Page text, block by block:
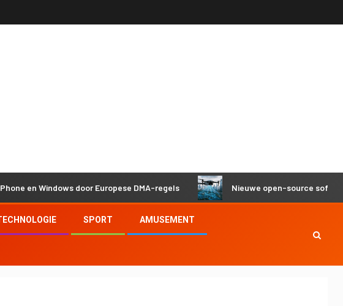
door Europese DMA-regels Nieuwe open-source software helpt
SPORT AMUSEMENT